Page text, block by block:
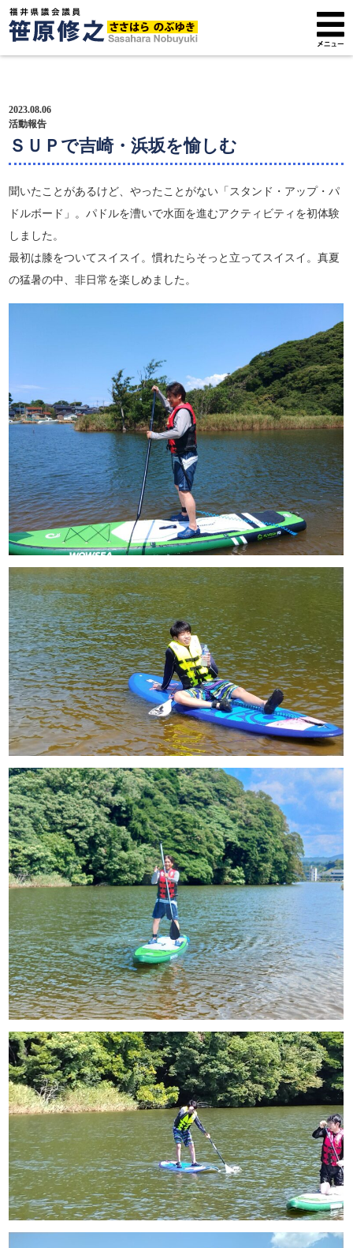
プロフィール
活動報告
広報紙
サポーター募集
2023.08.06
活動報告
ＳＵＰで吉崎・浜坂を愉しむ
聞いたことがあるけど、やったことがない「スタンド・アップ・パ
ドルボード」。パドルを漕いで水面を進むアクティビティを初体験
しました。
最初は膝をついてスイスイ。慣れたらそっと立ってスイスイ。真夏
の猛暑の中、非日常を楽しめました。